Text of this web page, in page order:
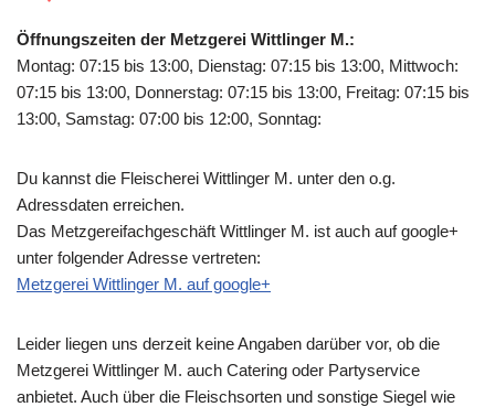
Öffnungszeiten der Metzgerei Wittlinger M.:
Montag: 07:15 bis 13:00, Dienstag: 07:15 bis 13:00, Mittwoch:
07:15 bis 13:00, Donnerstag: 07:15 bis 13:00, Freitag: 07:15 bis
13:00, Samstag: 07:00 bis 12:00, Sonntag:
Du kannst die Fleischerei Wittlinger M. unter den o.g.
Adressdaten erreichen.
Das Metzgereifachgeschäft Wittlinger M. ist auch auf google+
unter folgender Adresse vertreten:
Metzgerei Wittlinger M. auf google+
Leider liegen uns derzeit keine Angaben darüber vor, ob die
Metzgerei Wittlinger M. auch Catering oder Partyservice
anbietet. Auch über die Fleischsorten und sonstige Siegel wie